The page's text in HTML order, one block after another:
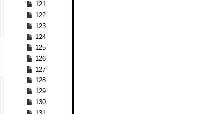
121
122
123
124
125
126
127
128
129
130